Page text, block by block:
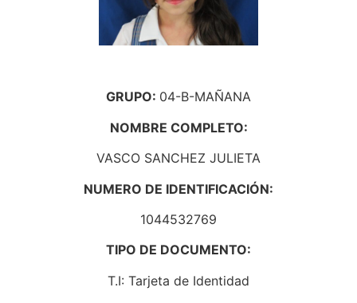
GRUPO: 04-B-MAÑANA
NOMBRE COMPLETO:
VASCO SANCHEZ JULIETA
NUMERO DE IDENTIFICACIÓN:
1044532769
TIPO DE DOCUMENTO:
T.I: Tarjeta de Identidad